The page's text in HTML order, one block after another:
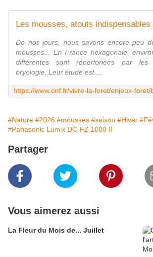
De nos jours, nous savons encore peu
mousses... En France hexagonale,
différentes sont répertoriées par les
bryologie. Leur étude est ...
#Nature #2026 #mousses #saison #Hiver
#Panasonic Lumix DC-FZ 1000 II
Partager
Vous aimerez aussi
La Fleur du Mois de... Juillet